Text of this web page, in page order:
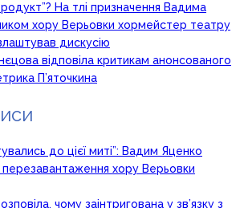
На тлі призначення Вадима
хору Верьовки хормейстер театру
дискусію
відповіла критикам анонсованого
П’яточкина
до цієї миті”: Вадим Яценко
хору Верьовки
чому заінтригована у зв’язку з